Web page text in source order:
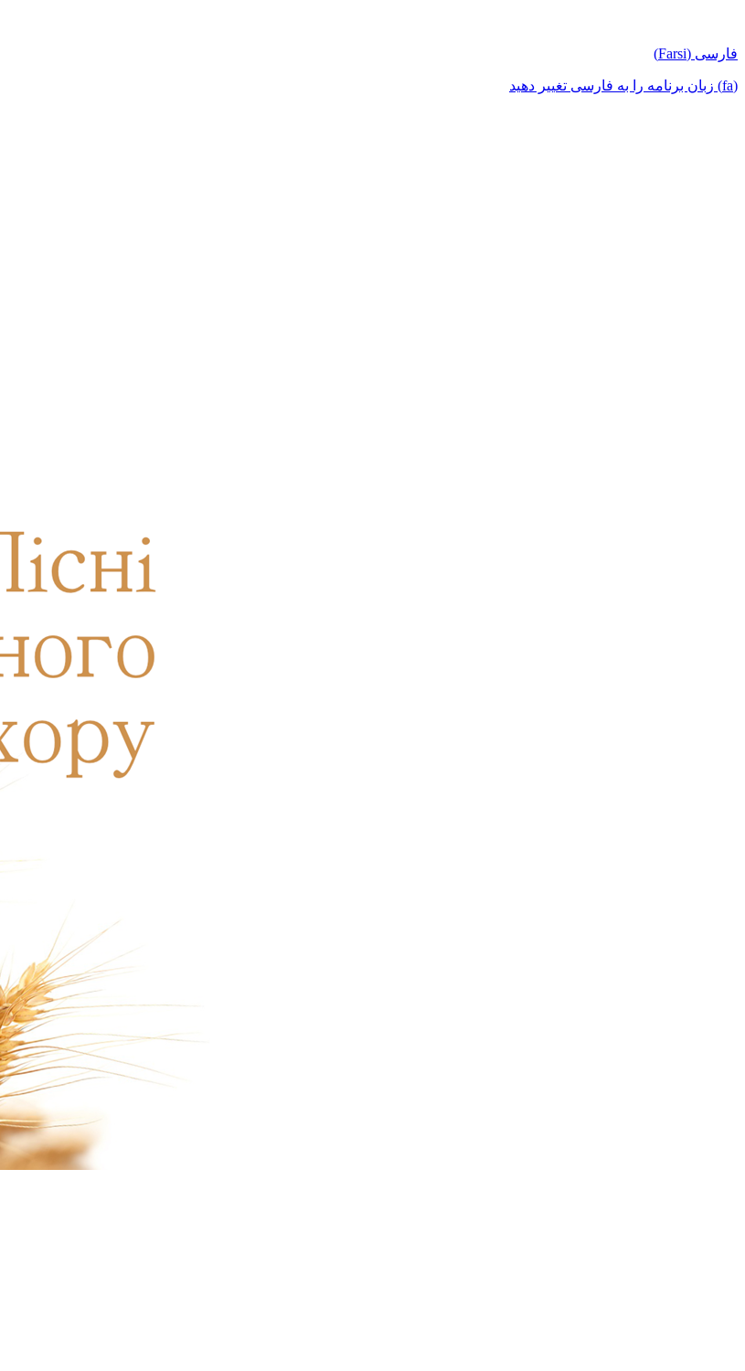
فارسی (Farsi)
(fa) زبان برنامه را به فارسی تغییر دهید